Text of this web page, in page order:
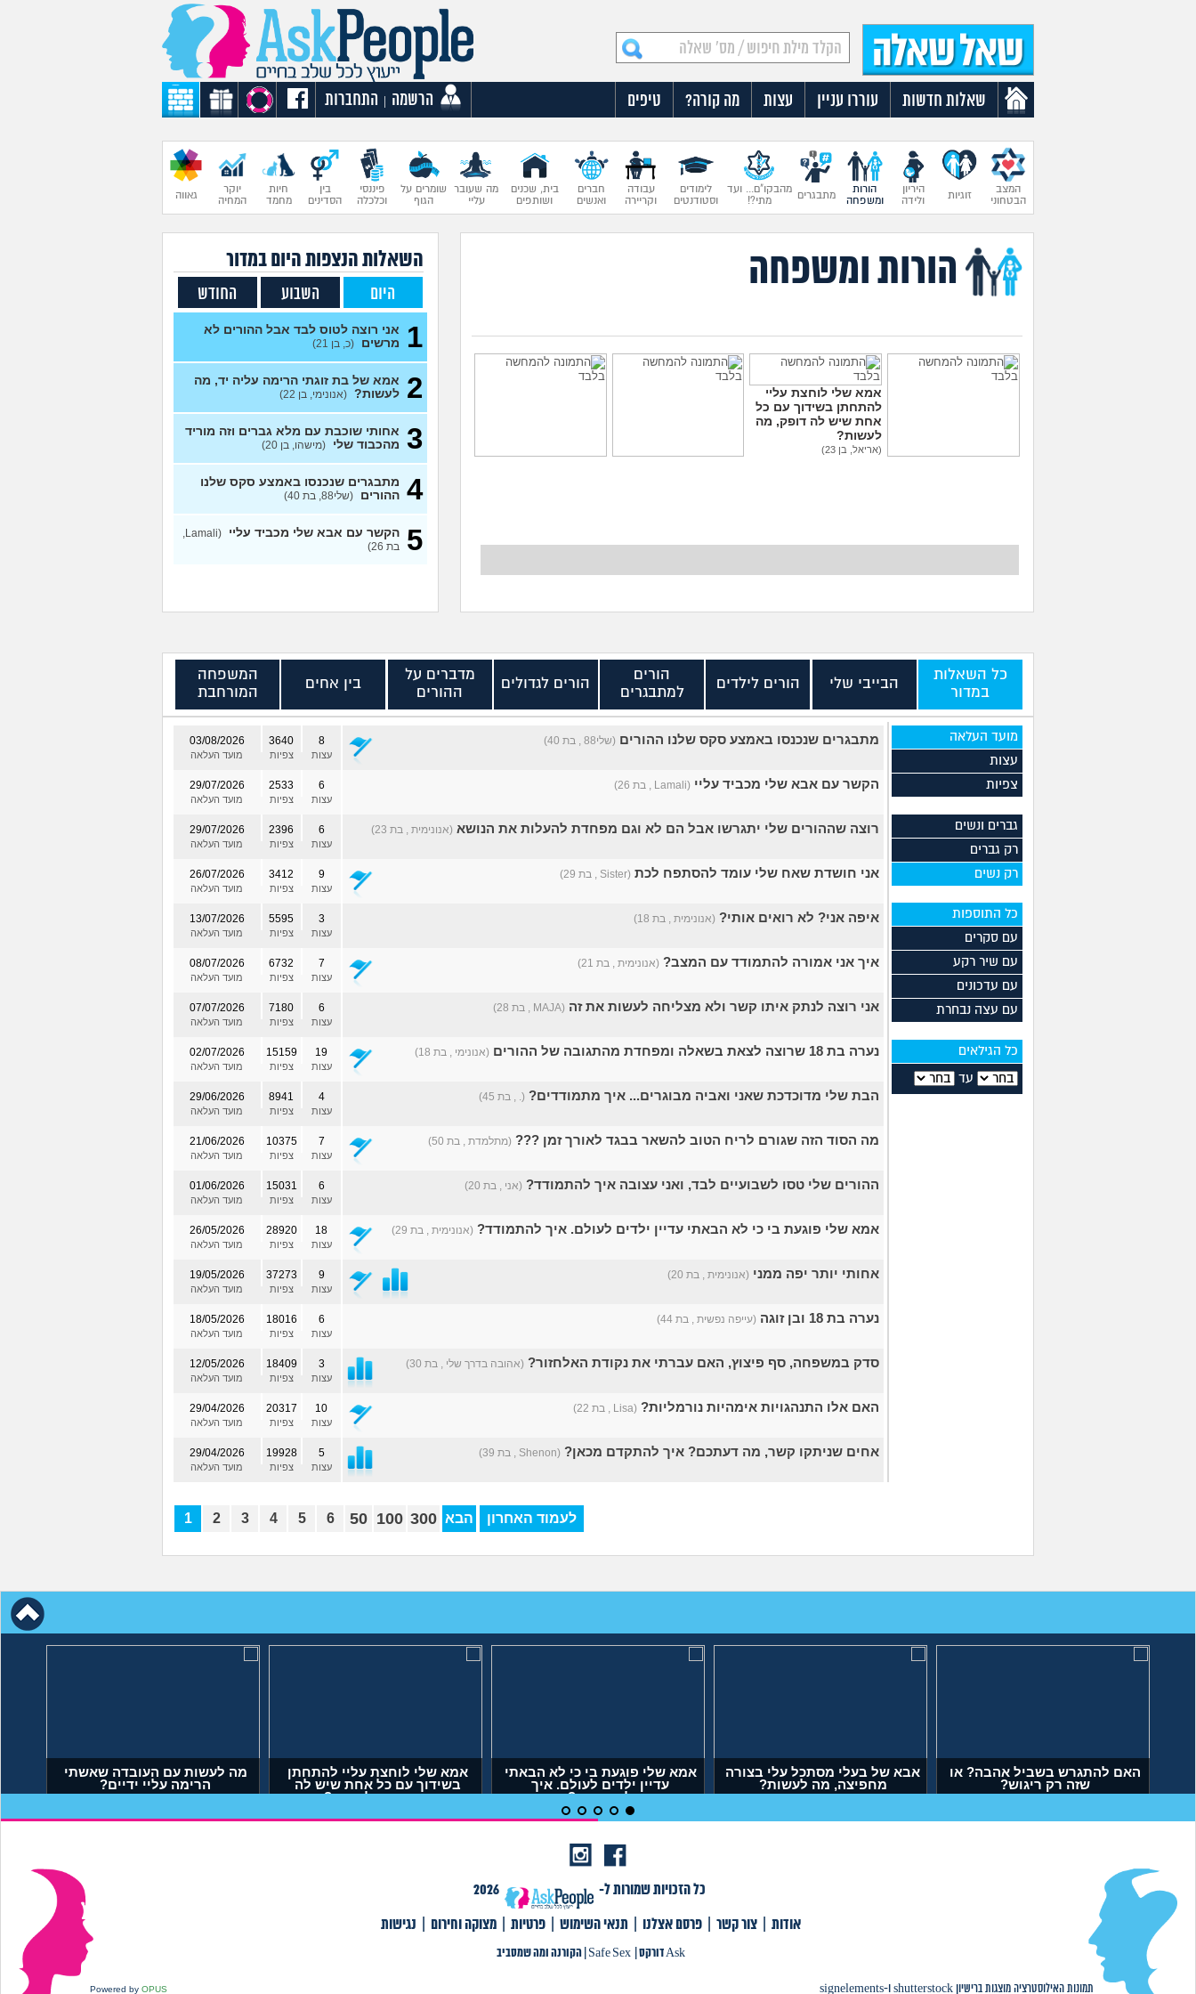
שאלות חדשות עוררו עניין עצות מה קורה? טיפים הרשמה התחברות
המצב
הבטחוני
זוגיות
היריון
ולידה
הורות
ומשפחה
מתבגרים
מהבקו"ם... ועד
מתי?!
לימודים
וסטודנטים
עבודה
וקריירה
חברים
ואנשים
בית, שכנים
ושותפים
מה שעובר
עליי
שומרים על
הגוף
פיננסי
וכלכלה
בין
הסדינים
חיות
מחמד
יוקר
המחיה
גאווה
הורות ומשפחה
אמא שלי לוחצת עליי
להתחתן בשידוך עם כל
אחת שיש לה דופק, מה
לעשות?
(אריאל, בן 23)
השאלות הנצפות היוםבמדור
היום השבוע החודש
1
אני רוצה לטוס לבד אבל ההורים לא
מרשים(כ, בן 21)
2
אמא של בת זוגתי הרימה עליה יד, מה
לעשות?(אנונימי, בן 22)
3 אחותי שוכבת עם מלא גברים וזה מוריד
מהכבוד שלי(מישהו, בן 20)
4 מתבגרים שנכנסו באמצע סקס שלנו
ההורים(שלי88, בת 40)
5 הקשר עם אבא שלי מכביד עליי
בת 26)
כל השאלות
במדור
הבייבי שלי הורים לילדים
הורים
למתבגרים
הורים לגדולים
מדברים על
ההורים
בין אחים
המשפחה
המורחבת
מועד העלאה
עצות
צפיות
גברים ונשים
רק גברים
רק נשים
כל התוספות
עם סקרים
עם שיר רקע
עם עדכונים
עם עצה נבחרת
כל הגילאים
עד
מתבגרים שנכנסו באמצע סקס שלנו ההורים (שלי88 , בת 40) 03/08/2026
מועד העלאה
3640
צפיות
8
עצות
הקשר עם אבא שלי מכביד עליי (Lamali , בת 26) 29/07/2026
מועד העלאה
2533
צפיות
6
עצות
רוצה שההורים שלי יתגרשו אבל הם לא וגם מפחדת להעלות את הנושא (אנונימית , בת 23) 29/07/2026
מועד העלאה
2396
צפיות
6
עצות
אני חושדת שאח שלי עומד להסתפח לכת (Sister , בת 29) 26/07/2026
מועד העלאה
3412
צפיות
9
עצות
איפה אני? לא רואים אותי? (אנונימית , בת 18) 13/07/2026
מועד העלאה
5595
צפיות
3
עצות
איך אני אמורה להתמודד עם המצב? (אנונימית , בת 21) 08/07/2026
מועד העלאה
6732
צפיות
7
עצות
אני רוצה לנתק איתו קשר ולא מצליחה לעשות את זה (MAJA , בת 28) 07/07/2026
מועד העלאה
7180
צפיות
6
עצות
נערה בת 18 שרוצה לצאת בשאלה ומפחדת מהתגובה של ההורים (אנונימי , בת 18) 02/07/2026
מועד העלאה
15159
צפיות
19
עצות
הבת שלי מדוכדכת שאני ואביה מבוגרים... איך מתמודדים? (. , בת 45) 29/06/2026
מועד העלאה
8941
צפיות
4
עצות
מה הסוד הזה שגורם לריח הטוב להשאר בבגד לאורך זמן ??? (מתלמדת , בת 50) 21/06/2026
מועד העלאה
10375
צפיות
7
עצות
ההורים שלי טסו לשבועיים לבד, ואני עצובה איך להתמודד? (אני , בת 20) 01/06/2026
מועד העלאה
15031
צפיות
6
עצות
אמא שלי פוגעת בי כי לא הבאתי עדיין ילדים לעולם. איך להתמודד? (אנונימית , בת 29) 26/05/2026
מועד העלאה
28920
צפיות
18
עצות
אחותי יותר יפה ממני (אנונימית , בת 20) 19/05/2026
מועד העלאה
37273
צפיות
9
עצות
נערה בת 18 ובן זוגה (עייפה נפשית , בת 44) 18/05/2026
מועד העלאה
18016
צפיות
6
עצות
סדק במשפחה, סף פיצוץ, האם עברתי את נקודת האלחזור? (אהובה בדרך שלי , בת 30) 12/05/2026
מועד העלאה
18409
צפיות
3
עצות
האם אלו התנהגויות אימהיות נורמליות? (Lisa , בת 22) 29/04/2026
מועד העלאה
20317
צפיות
10
עצות
אחים שניתקו קשר, מה דעתכם? איך להתקדם מכאן? (Shenon , בת 39) 29/04/2026
מועד העלאה
19928
צפיות
5
עצות
1 2 3 4 5 6 50 100 300 הבא לעמוד האחרון
אמא שלי פוגעת בי כי לא הבאתי
עדיין ילדים לעולם. איך
להתמודד?
(אנונימית, בת 29)
אבא של בעלי מסתכל עלי בצורה
מחפיצה, מה לעשות?
האם להתגרש בשביל אהבה? או
שזה רק ריגוש?
אמא שלי לוחצת עליי להתחתן
בשידוך עם כל אחת שיש לה
דופק, מה לעשות?
כל הזכויות שמורות ל-
2026
אודות|צור קשר|פרסם אצלנו|תנאי שימוש|פרטיות|תגיות|מצוקה וחירום|Ask דורקס אודות צור קשר פרסם אצלנו תנאי השימוש פרטיות מצוקה וחירום נגישות
Ask דורקס Safe Sex הקורנה ומה שמסביב
תמונות האילוסטרציה מוצגות ברישיון shutterstock ו-signelements
Powered by OPUS